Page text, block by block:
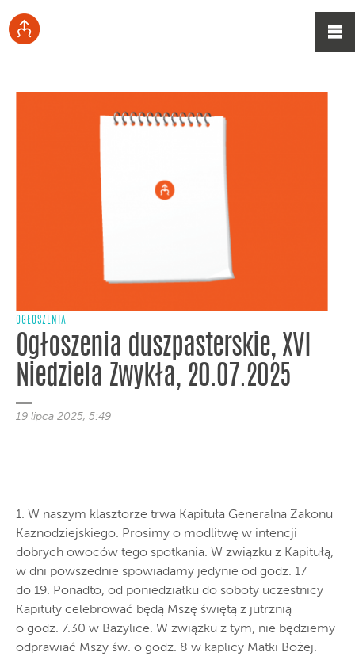
OGŁOSZENIA
Ogłoszenia duszpasterskie, XVI
Niedziela Zwykła, 20.07.2025
19 lipca 2025, 5:49
1. W naszym klasztorze trwa Kapituła Generalna Zakonu
Kaznodziejskiego. Prosimy o modlitwę w intencji
dobrych owoców tego spotkania. W związku z Kapitułą,
w dni powszednie spowiadamy jedynie od godz. 17
do 19. Ponadto, od poniedziałku do soboty uczestnicy
Kapituły celebrować będą Mszę świętą z jutrznią
o godz. 7.30 w Bazylice. W związku z tym, nie będziemy
odprawiać Mszy św. o godz. 8 w kaplicy Matki Bożej.